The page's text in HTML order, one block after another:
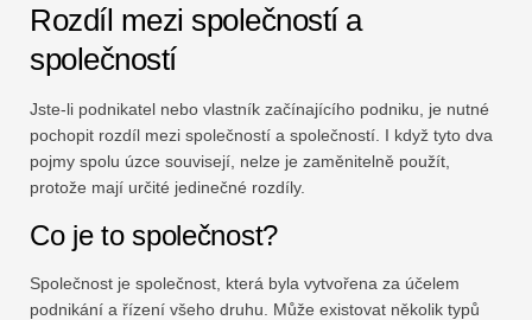
Rozdíl mezi společností a
společností
Jste-li podnikatel nebo vlastník začínajícího podniku, je nutné
pochopit rozdíl mezi společností a společností. I když tyto dva
pojmy spolu úzce souvisejí, nelze je zaměnitelně použít,
protože mají určité jedinečné rozdíly.
Co je to společnost?
Společnost je společnost, která byla vytvořena za účelem
podnikání a řízení všeho druhu. Může existovat několik typů